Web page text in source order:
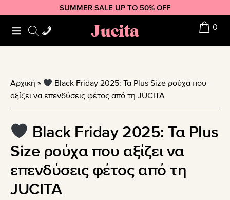
to
primary
to
main
to
footer
SUMMER SALE UP TO 50% OFF
Jucita 0
Αρχική »
Black Friday 2025: Τα Plus Size ρούχα που
αξίζει να επενδύσεις φέτος από τη JUCITA
Black Friday 2025: Τα Plus
Size ρούχα που αξίζει να
επενδύσεις φέτος από τη
JUCITA